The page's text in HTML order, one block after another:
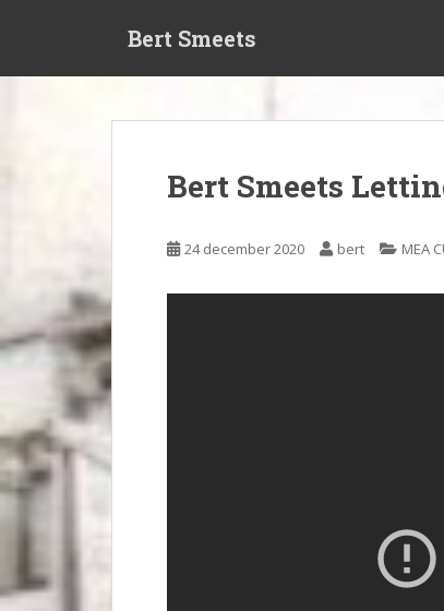
t
e
Bert Smeets
Bert Smeets
24 december 2020 bert MEA